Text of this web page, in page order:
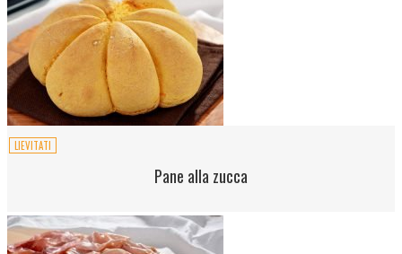
LIEVITATI
Pane alla zucca